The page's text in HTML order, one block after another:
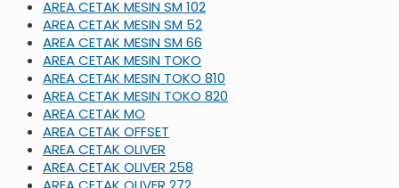
AREA CETAK MESIN SM 102
AREA CETAK MESIN SM 52
AREA CETAK MESIN SM 66
AREA CETAK MESIN TOKO
AREA CETAK MESIN TOKO 810
AREA CETAK MESIN TOKO 820
AREA CETAK MO
AREA CETAK OFFSET
AREA CETAK OLIVER
AREA CETAK OLIVER 258